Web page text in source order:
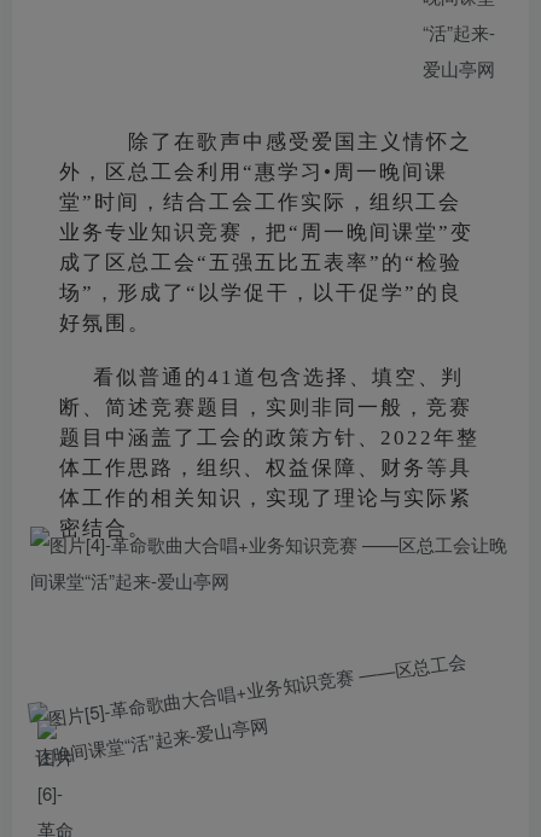
除了在歌声中感受爱国主义情怀之
外，区总工会利用“惠学习•周一晚间课
堂”时间，结合工会工作实际，组织工会
业务专业知识竞赛，把“周一晚间课堂”变
成了区总工会“五强五比五表率”的“检验
场”，形成了“以学促干，以干促学”的良
好氛围。
看似普通的41道包含选择、填空、判
断、简述竞赛题目，实则非同一般，竞赛
题目中涵盖了工会的政策方针、2022年整
体工作思路，组织、权益保障、财务等具
体工作的相关知识，实现了理论与实际紧
密结合。